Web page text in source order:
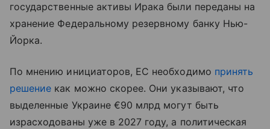
государственные активы Ирака были переданы на
хранение Федеральному резервному банку Нью-
Йорка.
По мнению инициаторов, ЕС необходимо принять
решение как можно скорее. Они указывают, что
выделенные Украине €90 млрд могут быть
израсходованы уже в 2027 году, а политическая